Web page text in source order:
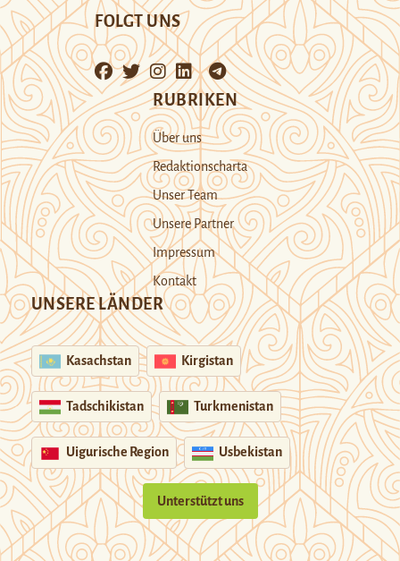
FOLGT UNS
RUBRIKEN
Über uns
Redaktionscharta
Unser Team
Unsere Partner
Impressum
Kontakt
UNSERE LÄNDER
Kasachstan Kirgistan
Tadschikistan Turkmenistan
Uigurische Region Usbekistan
Unterstützt uns